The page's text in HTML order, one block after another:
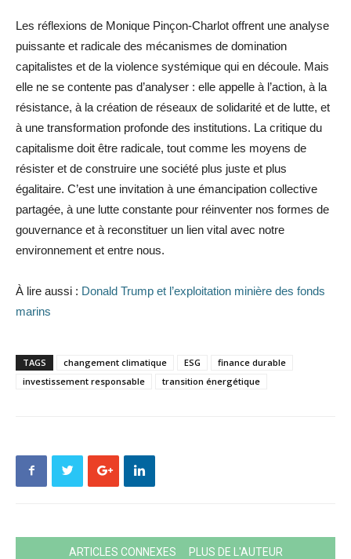
Les réflexions de Monique Pinçon-Charlot offrent une analyse
puissante et radicale des mécanismes de domination
capitalistes et de la violence systémique qui en découle. Mais
elle ne se contente pas d’analyser : elle appelle à l’action, à la
résistance, à la création de réseaux de solidarité et de lutte, et
à une transformation profonde des institutions. La critique du
capitalisme doit être radicale, tout comme les moyens de
résister et de construire une société plus juste et plus
égalitaire. C’est une invitation à une émancipation collective
partagée, à une lutte constante pour réinventer nos formes de
gouvernance et à reconstituer un lien vital avec notre
environnement et entre nous.
À lire aussi : Donald Trump et l’exploitation minière des fonds
marins
TAGS changement climatique ESG
finance durable
investissement responsable
transition énergétique
ARTICLES CONNEXES PLUS DE L'AUTEUR